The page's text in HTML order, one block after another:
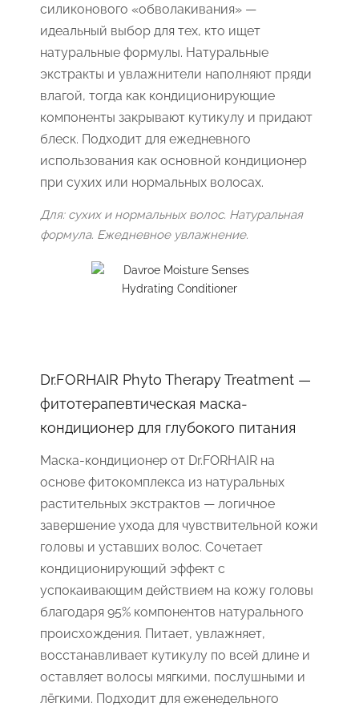
силиконового «обволакивания» —
идеальный выбор для тех, кто ищет
натуральные формулы. Натуральные
экстракты и увлажнители наполняют пряди
влагой, тогда как кондиционирующие
компоненты закрывают кутикулу и придают
блеск. Подходит для ежедневного
использования как основной кондиционер
при сухих или нормальных волосах.
Для: сухих и нормальных волос. Натуральная
формула. Ежедневное увлажнение.
Dr.FORHAIR Phyto Therapy Treatment —
фитотерапевтическая маска-
кондиционер для глубокого питания
Маска-кондиционер от Dr.FORHAIR на
основе фитокомплекса из натуральных
растительных экстрактов — логичное
завершение ухода для чувствительной кожи
головы и уставших волос. Сочетает
кондиционирующий эффект с
успокаивающим действием на кожу головы
благодаря 95% компонентов натурального
происхождения. Питает, увлажняет,
восстанавливает кутикулу по всей длине и
оставляет волосы мягкими, послушными и
лёгкими. Подходит для еженедельного